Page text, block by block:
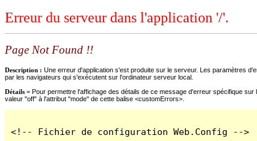
Erreur du serveur dans l'application '/'.
Page Not Found !!
Description : Une erreur d'application s'est produite sur le serveur. Les paramètres
par les navigateurs qui s'exécutent sur l'ordinateur serveur local.
Détails = Pour permettre l'affichage des détails de ce message d'erreur spécifique
valeur "off" à l'attribut "mode" de cette balise <customErrors>.
<!-- Fichier de configuration Web.Config -->